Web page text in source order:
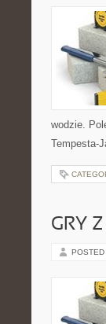
wodzie.
Tempesta-
GRY
POSTED